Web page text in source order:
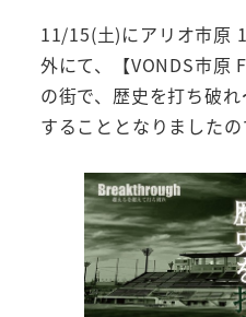
11/15(土)にアリオ市原
外にて、【VONDS市原
の街で、歴史を打ち破
することとなりましたの